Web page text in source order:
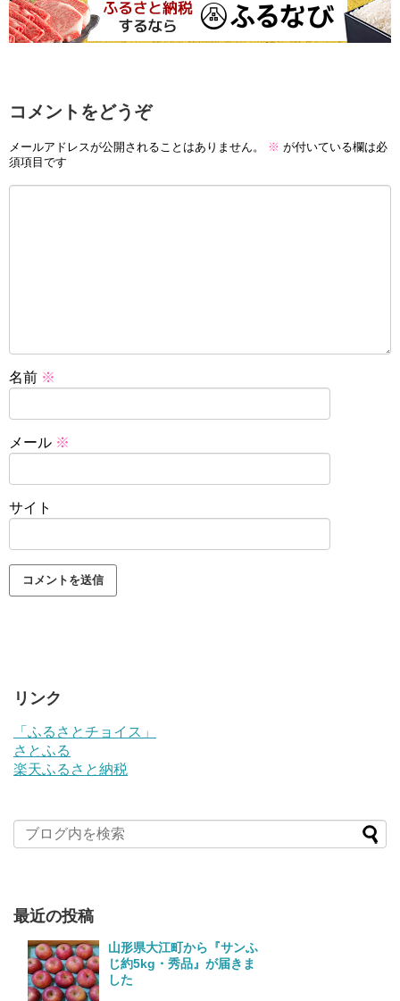
コメントをどうぞ
メールアドレスが公開されることはありません。 ※ が付いている欄は必
須項目です
名前 ※
メール ※
サイト
リンク
「ふるさとチョイス」
さとふる
楽天ふるさと納税
最近の投稿
山形県大江町から『サンふ
じ約5kg・秀品』が届きま
した